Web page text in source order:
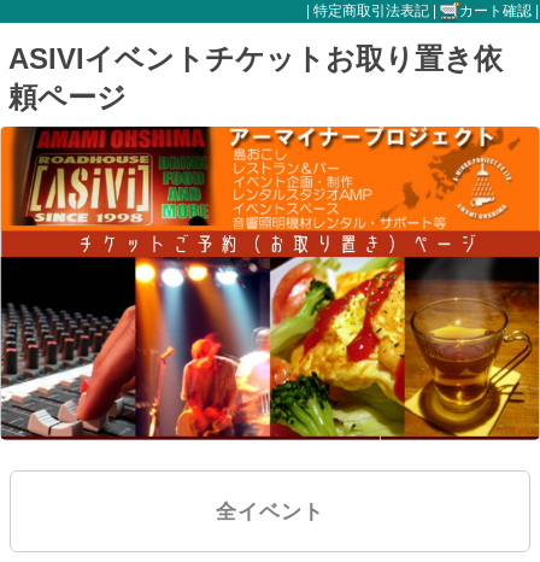
特定商取引法表記 カート確認
ASIVIイベントチケットお取り置き依
頼ページ
全イベント